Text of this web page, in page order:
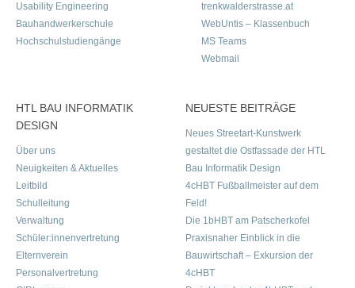
Usability Engineering
Bauhandwerkerschule
Hochschulstudiengänge
trenkwalderstrasse.at
WebUntis – Klassenbuch
MS Teams
Webmail
HTL BAU INFORMATIK
DESIGN
Über uns
Neuigkeiten & Aktuelles
Leitbild
Schulleitung
Verwaltung
Schüler:innenvertretung
Elternverein
Personalvertretung
NEUESTE BEITRÄGE
Neues Streetart-Kunstwerk
gestaltet die Ostfassade der HTL
Bau Informatik Design
4cHBT Fußballmeister auf dem
Feld!
Die 1bHBT am Patscherkofel
Praxisnaher Einblick in die
Bauwirtschaft – Exkursion der
4cHBT